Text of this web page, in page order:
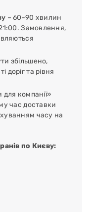
– 60-90 хвилин
Замовлення,
збільшено,
доріг та рівня
для компанії»
час доставки
часу на
по Києву: